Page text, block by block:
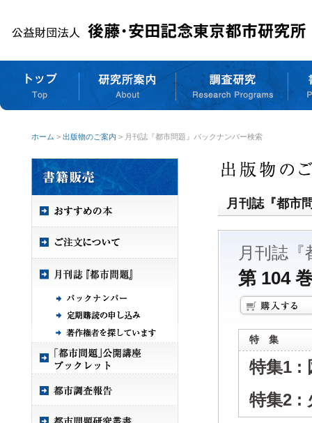
ホーム > 出版物のご案内 > 月刊誌『都市問題』バックナンバー検索
月刊誌『都市
月刊誌『
第 104
特 集
特集1 :
特集2 :